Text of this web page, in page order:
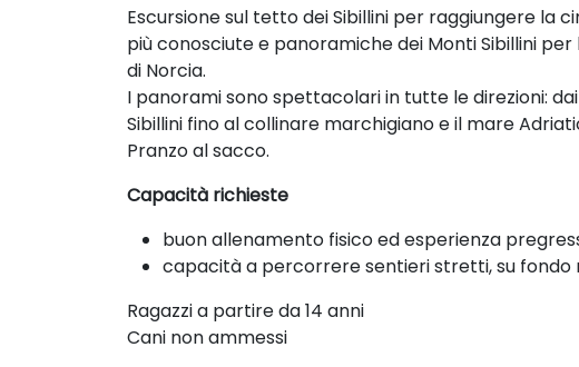
Escursione sul tetto dei Sibillini per raggiungere la
più conosciute e panoramiche dei Monti Sibillini
di Norcia.
I panorami sono spettacolari in tutte le direzioni:
Sibillini fino al collinare marchigiano e il mare
Pranzo al sacco.
Capacità richieste
buon allenamento fisico ed esperienza
capacità a percorrere sentieri stretti, su fondo
Ragazzi a partire da 14 anni
Cani non ammessi